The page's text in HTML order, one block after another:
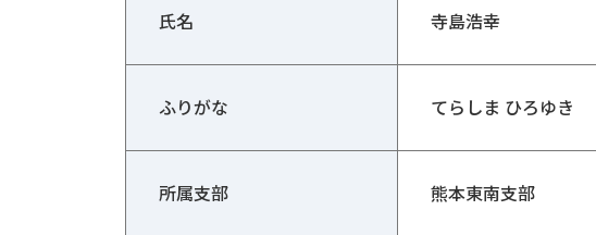
氏名 寺島浩幸
ふりがな てらしま ひろゆき
所属支部 熊本東南支部